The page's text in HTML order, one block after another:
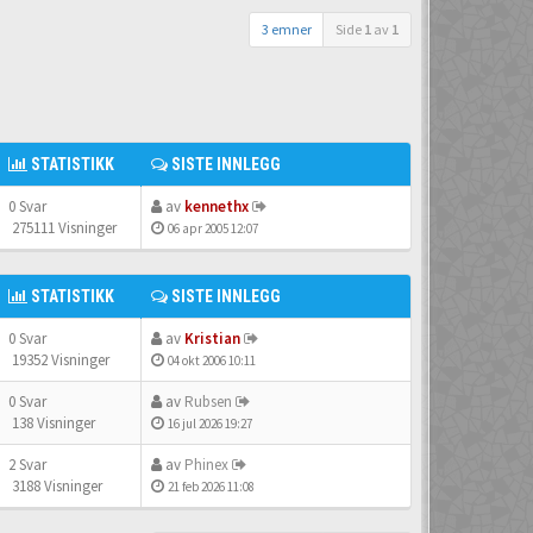
3 emner Side 1 av 1
STATISTIKK SISTE INNLEGG
0 Svar
275111 Visninger
av kennethx
06 apr 2005 12:07
STATISTIKK SISTE INNLEGG
0 Svar
19352 Visninger
av Kristian
04 okt 2006 10:11
0 Svar
138 Visninger
av Rubsen
16 jul 2026 19:27
2 Svar
3188 Visninger
av Phinex
21 feb 2026 11:08